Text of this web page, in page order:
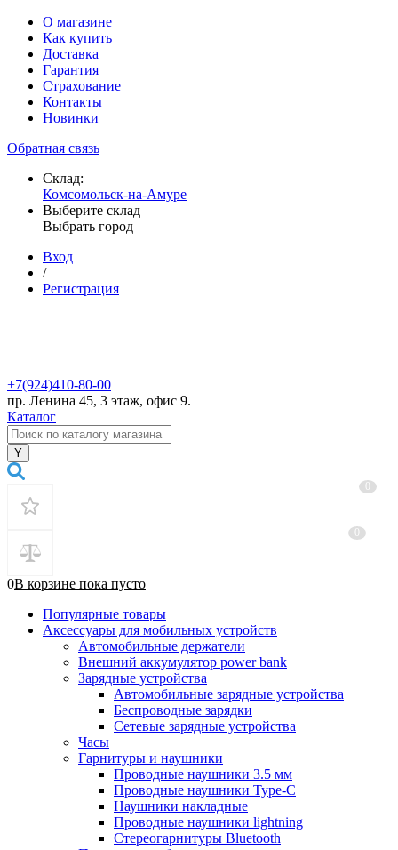
О магазине
Как купить
Доставка
Гарантия
Страхование
Контакты
Новинки
Обратная связь
Склад:
Комсомольск-на-Амуре
Выберите склад
Выбрать город
Вход
/
Регистрация
+7(924)410-80-00
пр. Ленина 45, 3 этаж, офис 9.
Каталог
0В корзине пока пусто
Популярные товары
Аксессуары для мобильных устройств
Автомобильные держатели
Внешний аккумулятор power bank
Зарядные устройства
Автомобильные зарядные устройства
Беспроводные зарядки
Сетевые зарядные устройства
Часы
Гарнитуры и наушники
Проводные наушники 3.5 мм
Проводные наушники Type-C
Наушники накладные
Проводные наушники lightning
Стереогарнитуры Bluetooth